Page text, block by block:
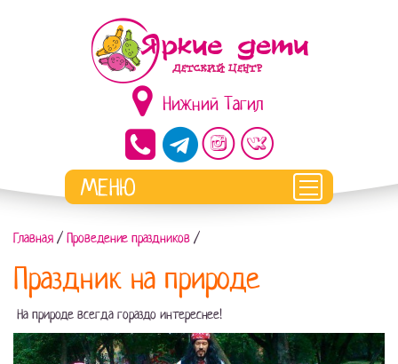
Нижний Тагил
Главная / Проведение праздников /
Праздник на природе
На природе всегда гораздо интереснее!